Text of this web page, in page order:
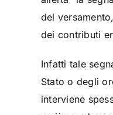
del
dei contributi
Infatti tale
Stato o degli
interviene